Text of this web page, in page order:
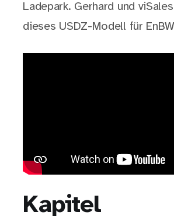
Ladepark. Gerhard und
dieses USDZ-Modell für
Kapitel